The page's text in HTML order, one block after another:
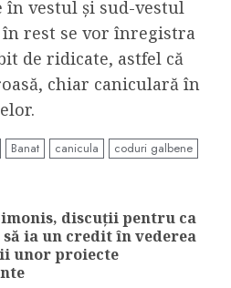
în vestul și sud-vestul
rest se vor înregistra
de ridicate, astfel că
chiar caniculară în
Banat canicula coduri galbene
discuții pentru ca
să ia un credit în vederea
unor proiecte